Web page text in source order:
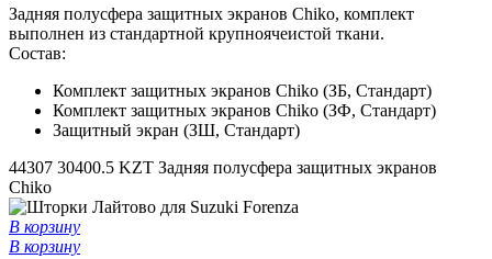
Задняя полусфера защитных экранов Chiko, комплект
выполнен из стандартной крупноячеистой ткани.
Состав:
Комплект защитных экранов Chiko (ЗБ, Стандарт)
Комплект защитных экранов Chiko (ЗФ, Стандарт)
Защитный экран (ЗШ, Стандарт)
44307 30400.5 KZT Задняя полусфера защитных экранов
Chiko
В корзину
В корзину